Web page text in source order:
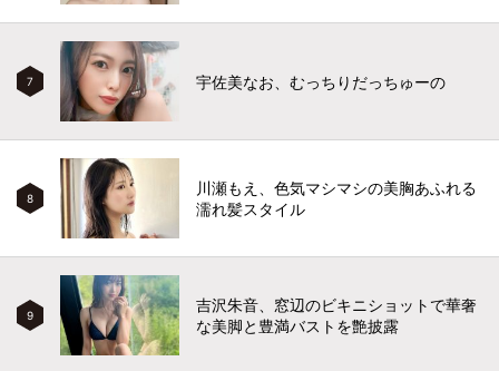
7 宇佐美なお、むっちりだっちゅーの
8
川瀬もえ、色気マシマシの美胸あふれる
濡れ髪スタイル
9
吉沢朱音、窓辺のビキニショットで華奢
な美脚と豊満バストを艶披露